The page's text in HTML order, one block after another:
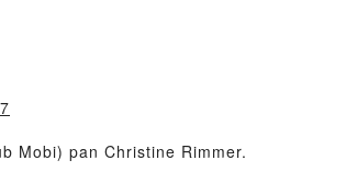
Mobi) pan Christine Rimmer.